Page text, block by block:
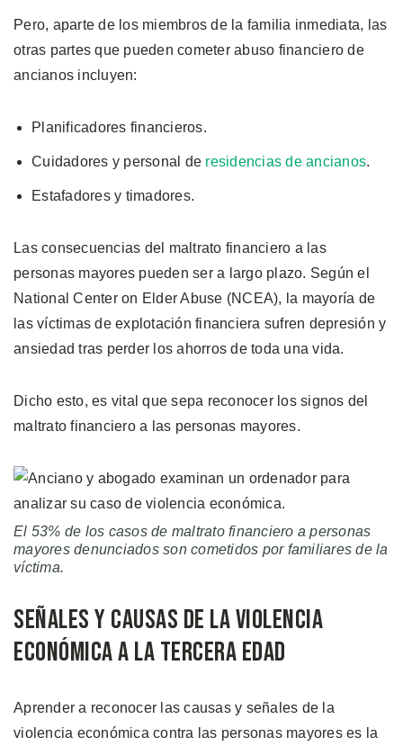
Pero, aparte de los miembros de la familia inmediata, las
otras partes que pueden cometer abuso financiero de
ancianos incluyen:
Planificadores financieros.
Cuidadores y personal de residencias de ancianos.
Estafadores y timadores.
Las consecuencias del maltrato financiero a las
personas mayores pueden ser a largo plazo. Según el
National Center on Elder Abuse (NCEA), la mayoría de
las víctimas de explotación financiera sufren depresión y
ansiedad tras perder los ahorros de toda una vida.
Dicho esto, es vital que sepa reconocer los signos del
maltrato financiero a las personas mayores.
El 53% de los casos de maltrato financiero a personas
mayores denunciados son cometidos por familiares de la
víctima.
Señales y Causas de la Violencia
Económica a la Tercera Edad
Aprender a reconocer las causas y señales de la
violencia económica contra las personas mayores es la